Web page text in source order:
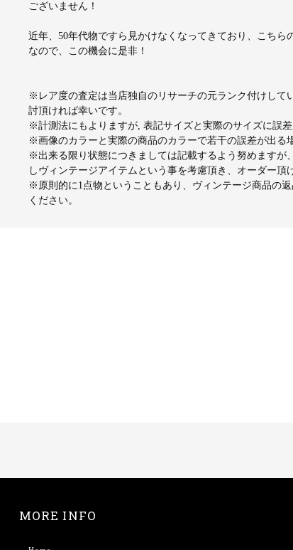
ございません！
近年、50年代物ですら見かけなくなってきており、こち
なので、この機会に是非！
※レア度の査定は当店独自のリサーチの元ランク付けして
討頂ければ幸いです。
※計測法にもよりますが, 表記サイズと実際のサイズに誤
※画像のカラーと実際の商品のカラーで若干の誤差が出る
※出来る限り状態につきましては記載するよう努めますが
しヴィンテージアイテムという事を考慮頂き、オーダー頂
※原則的に1点物ということもあり、ヴィンテージ商品の
ください。
MORE INFO